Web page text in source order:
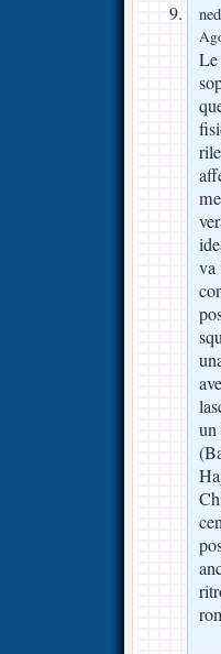
Le
va
un